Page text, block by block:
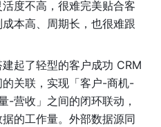
度不高，很难完美贴合客
本高、周期长，也很难跟
起了轻型的客户成功 CRM
关联，实现「客户-商机-
-营收」之间的闭环联动，
的工作量。外部数据源同